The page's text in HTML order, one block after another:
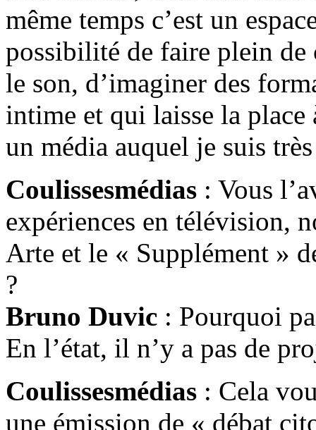
même temps c’est un
possibilité de faire plein de
le son, d’imaginer des
intime et qui laisse la place
un média auquel je suis
Coulissesmédias : Vous
expériences en télévision,
Arte et le « Supplément »
?
Bruno Duvic : Pourquoi
En l’état, il n’y a pas de
Coulissesmédias : Cela
une émission de « débat